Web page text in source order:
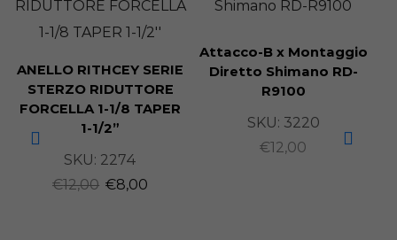
ANELLO RITHCEY SERIE
STERZO RIDUTTORE
FORCELLA 1-1/8 TAPER
1-1/2”
SKU: 2274
€12,00 €8,00
Attacco-B x Montaggio
Diretto Shimano RD-
R9100
SKU: 3220
€12,00